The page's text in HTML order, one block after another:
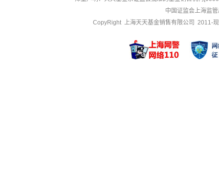
中国证监会上海监
CopyRight 上海天天基金销售有限公司 2011-